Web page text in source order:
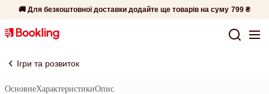
🚚 Для безкоштовної доставки додайте ще товарів на суму 799 ₴
Ігри та розвиток
ОсновнеХарактеристикиОпис